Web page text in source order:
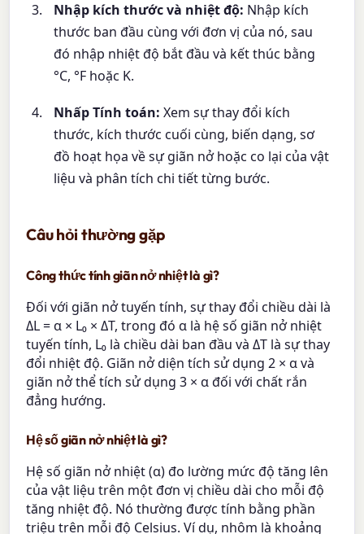
Nhập kích thước và nhiệt độ: Nhập kích
thước ban đầu cùng với đơn vị của nó, sau
đó nhập nhiệt độ bắt đầu và kết thúc bằng
°C, °F hoặc K.
Nhấp Tính toán: Xem sự thay đổi kích
thước, kích thước cuối cùng, biến dạng, sơ
đồ hoạt họa về sự giãn nở hoặc co lại của vật
liệu và phân tích chi tiết từng bước.
Câu hỏi thường gặp
Công thức tính giãn nở nhiệt là gì?
Đối với giãn nở tuyến tính, sự thay đổi chiều dài là
ΔL = α × L₀ × ΔT, trong đó α là hệ số giãn nở nhiệt
tuyến tính, L₀ là chiều dài ban đầu và ΔT là sự thay
đổi nhiệt độ. Giãn nở diện tích sử dụng 2 × α và
giãn nở thể tích sử dụng 3 × α đối với chất rắn
đẳng hướng.
Hệ số giãn nở nhiệt là gì?
Hệ số giãn nở nhiệt (α) đo lường mức độ tăng lên
của vật liệu trên một đơn vị chiều dài cho mỗi độ
tăng nhiệt độ. Nó thường được tính bằng phần
triệu trên mỗi độ Celsius. Ví dụ, nhôm là khoảng